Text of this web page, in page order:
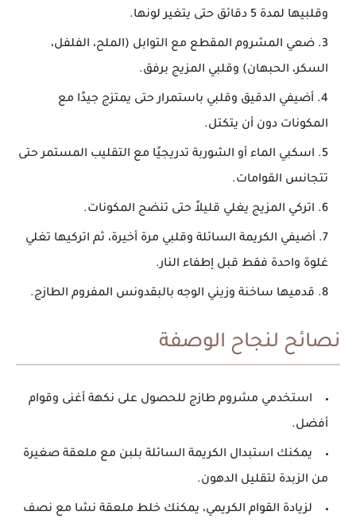
وقلبيها لمدة 5 دقائق حتى يتغير لونها.
ضعي المشروم المقطع مع التوابل (الملح، الفلفل،
السكر، الحبهان) وقلبي المزيج برفق.
أضيفي الدقيق وقلبي باستمرار حتى يمتزج جيدًا مع
المكونات دون أن يتكتل.
اسكبي الماء أو الشوربة تدريجيًا مع التقليب المستمر حتى
تتجانس القوامات.
اتركي المزيج يغلي قليلاً حتى تنضج المكونات.
أضيفي الكريمة السائلة وقلبي مرة أخيرة، ثم اتركيها تغلي
غلوة واحدة فقط قبل إطفاء النار.
قدميها ساخنة وزيني الوجه بالبقدونس المفروم الطازج.
نصائح لنجاح الوصفة
استخدمي مشروم طازج للحصول على نكهة أغنى وقوام
أفضل.
يمكنك استبدال الكريمة السائلة بلبن مع ملعقة صغيرة
من الزبدة لتقليل الدهون.
لزيادة القوام الكريمي، يمكنك خلط ملعقة نشا مع نصف